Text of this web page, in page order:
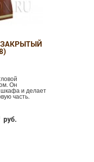
Он
шкафа и делает
часть.
руб.